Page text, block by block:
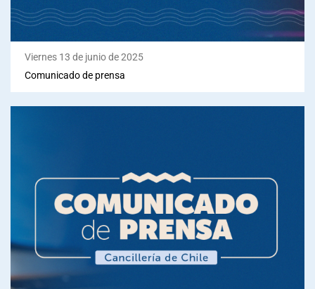
Viernes 13 de junio de 2025
Comunicado de prensa